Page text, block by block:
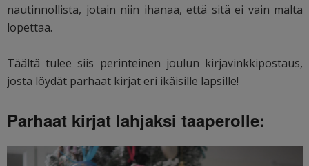
nautinnollista, jotain niin ihanaa, että sitä ei vain malta
lopettaa.
Täältä tulee siis perinteinen joulun kirjavinkkipostaus,
josta löydät parhaat kirjat eri ikäisille lapsille!
Parhaat kirjat lahjaksi taaperolle: